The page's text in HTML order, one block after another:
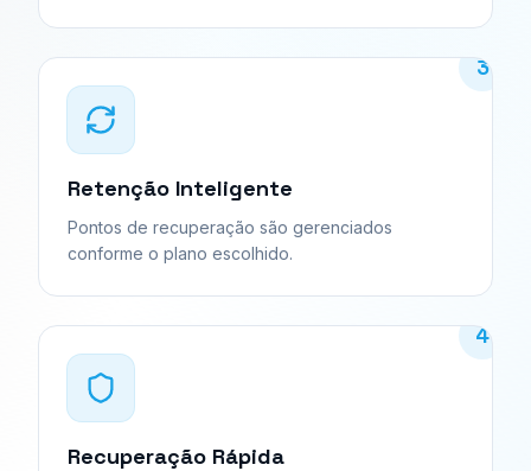
3
Retenção Inteligente
Pontos de recuperação são gerenciados
conforme o plano escolhido.
4
Recuperação Rápida